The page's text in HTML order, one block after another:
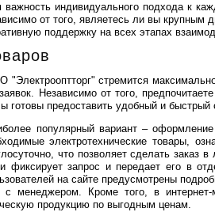
индивидуального подхода к
от того, являетесь ли вы
поддержку на всех этапах
"Электрооптторг" стремится
Независимо от того,
готовы предоставить удобный и быстрый
популярный вариант –
электротехнические товары,
что позволяет сделать
фиксирует запрос и передает его в
на сайте предусмотрены
с менеджером. Кроме того, в
продукцию по выгодным ценам.